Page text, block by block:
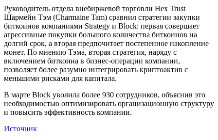
Руководитель отдела внебиржевой торговли Hex Trust
Шармейн Тэм (Charmaine Tam) сравнил стратегии закупки
биткоинов компаниями Strategy и Block: первая совершает
агрессивные покупки большого количества биткоинов на
долгий срок, а вторая предпочитает постепенное накопление
монет. По мнению Тэма, вторая стратегия, наряду с
включением биткоина в бизнес-операции компании,
позволяет более разумно интегрировать криптоактив с
меньшими рисками для капитала.
В марте Block уволила более 930 сотрудников, объяснив это
необходимостью оптимизировать организационную структуру
и повысить эффективность компании.
Источник